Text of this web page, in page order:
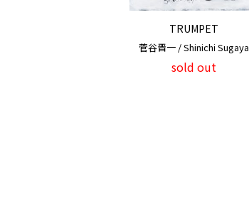
TRUMPET
菅谷晋一 / Shinichi Sugaya
sold out